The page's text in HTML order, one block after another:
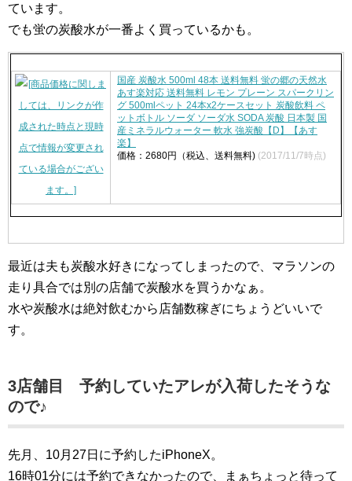
ています。
でも蛍の炭酸水が一番よく買っているかも。
国産 炭酸水 500ml 48本 送料無料 蛍の郷の天然水
あす楽対応 送料無料 レモン プレーン スパークリン
グ 500mlペット 24本x2ケースセット 炭酸飲料 ペ
ットボトル ソーダ ソーダ水 SODA 炭酸 日本製 国
産ミネラルウォーター 軟水 強炭酸【D】【あす
楽】
価格：2680円（税込、送料無料) (2017/11/7時点)
最近は夫も炭酸水好きになってしまったので、マラソンの
走り具合では別の店舗で炭酸水を買うかなぁ。
水や炭酸水は絶対飲むから店舗数稼ぎにちょうどいいで
す。
3店舗目 予約していたアレが入荷したそうな
ので♪
先月、10月27日に予約したiPhoneX。
16時01分には予約できなかったので、まぁちょっと待って